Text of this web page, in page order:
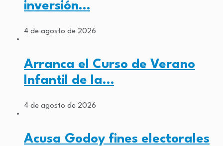
inversión…
4 de agosto de 2026
Arranca el Curso de Verano
Infantil de la…
4 de agosto de 2026
Acusa Godoy fines electorales